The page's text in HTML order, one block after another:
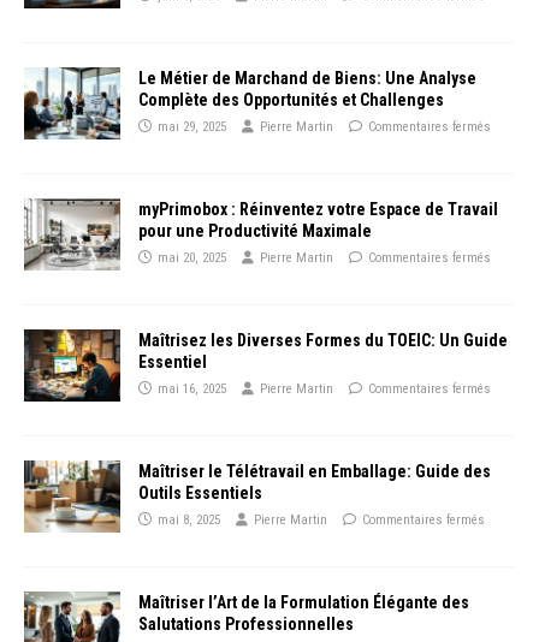
Le Métier de Marchand de Biens: Une Analyse
Complète des Opportunités et Challenges
mai 29, 2025 Pierre Martin Commentaires fermés
myPrimobox : Réinventez votre Espace de Travail
pour une Productivité Maximale
mai 20, 2025 Pierre Martin Commentaires fermés
Maîtrisez les Diverses Formes du TOEIC: Un Guide
Essentiel
mai 16, 2025 Pierre Martin Commentaires fermés
Maîtriser le Télétravail en Emballage: Guide des
Outils Essentiels
mai 8, 2025 Pierre Martin Commentaires fermés
Maîtriser l’Art de la Formulation Élégante des
Salutations Professionnelles